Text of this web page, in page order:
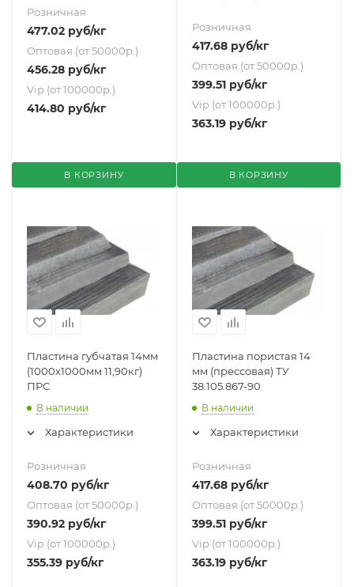
Розничная
477.02 руб/кг
Оптовая (от 50000р.)
456.28 руб/кг
Vip (от 100000р.)
414.80 руб/кг
В КОРЗИНУ
Розничная
417.68руб/кг
Оптовая (от 50000р.)
399.51руб/кг
Vip (от 100000р.)
363.19руб/кг
В КОРЗИНУ
Пластина губчатая 14мм
(1000х1000мм 11,90кг)
ПРС
В наличии
Характеристики
Розничная
408.70 руб/кг
Оптовая (от 50000р.)
390.92 руб/кг
Vip (от 100000р.)
355.39 руб/кг
Пластина пористая 14
мм (прессовая) ТУ
38.105.867-90
В наличии
Характеристики
Розничная
417.68руб/кг
Оптовая (от 50000р.)
399.51руб/кг
Vip (от 100000р.)
363.19руб/кг